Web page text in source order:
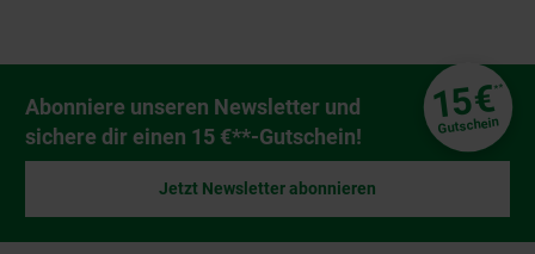
Newsletter Anmeldung
Abonniere unseren Newsletter und
sichere dir einen 15 €**-Gutschein!
15€**
Gutschein
Jetzt Newsletter abonnieren